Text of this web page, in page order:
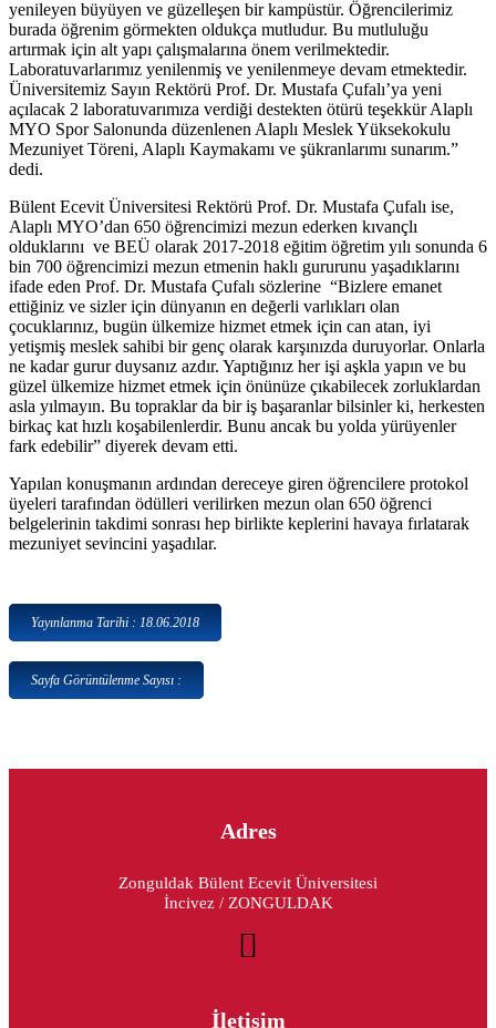
yenileyen büyüyen ve güzelleşen bir kampüstür. Öğrencilerimiz
burada öğrenim görmekten oldukça mutludur. Bu mutluluğu
artırmak için alt yapı çalışmalarına önem verilmektedir.
Laboratuvarlarımız yenilenmiş ve yenilenmeye devam etmektedir.
Üniversitemiz Sayın Rektörü Prof. Dr. Mustafa Çufalı’ya yeni
açılacak 2 laboratuvarımıza verdiği destekten ötürü teşekkür Alaplı
MYO Spor Salonunda düzenlenen Alaplı Meslek Yüksekokulu
Mezuniyet Töreni, Alaplı Kaymakamı ve şükranlarımı sunarım.”
dedi.
Bülent Ecevit Üniversitesi Rektörü Prof. Dr. Mustafa Çufalı ise,
Alaplı MYO’dan 650 öğrencimizi mezun ederken kıvançlı
olduklarını ve BEÜ olarak 2017-2018 eğitim öğretim yılı sonunda 6
bin 700 öğrencimizi mezun etmenin haklı gururunu yaşadıklarını
ifade eden Prof. Dr. Mustafa Çufalı sözlerine “Bizlere emanet
ettiğiniz ve sizler için dünyanın en değerli varlıkları olan
çocuklarınız, bugün ülkemize hizmet etmek için can atan, iyi
yetişmiş meslek sahibi bir genç olarak karşınızda duruyorlar. Onlarla
ne kadar gurur duysanız azdır. Yaptığınız her işi aşkla yapın ve bu
güzel ülkemize hizmet etmek için önünüze çıkabilecek zorluklardan
asla yılmayın. Bu topraklar da bir iş başaranlar bilsinler ki, herkesten
birkaç kat hızlı koşabilenlerdir. Bunu ancak bu yolda yürüyenler
fark edebilir” diyerek devam etti.
Yapılan konuşmanın ardından dereceye giren öğrencilere protokol
üyeleri tarafından ödülleri verilirken mezun olan 650 öğrenci
belgelerinin takdimi sonrası hep birlikte keplerini havaya fırlatarak
mezuniyet sevincini yaşadılar.
Yayınlanma Tarihi : 18.06.2018
Sayfa Görüntülenme Sayısı :
Adres
Zonguldak Bülent Ecevit Üniversitesi
İncivez / ZONGULDAK
İletişim